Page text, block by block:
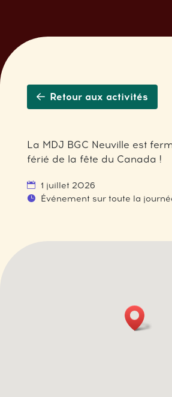
Retour aux activités
La MDJ BGC Neuville est
férié de la fête du Canada !
1 juillet 2026
Événement sur toute la